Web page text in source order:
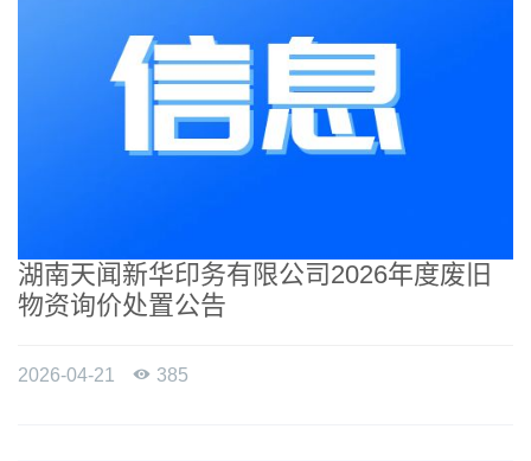
湖南天闻新华印务有限公司2026年度废旧
物资询价处置公告
2026-04-21  385